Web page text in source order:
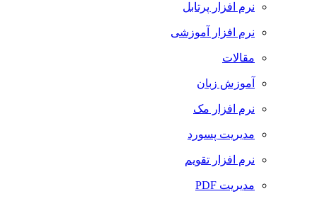
نرم افزار پرتابل
نرم افزار آموزشی
مقالات
آموزش زبان
نرم افزار مک
مدیریت پسورد
نرم افزار تقویم
مدیریت PDF